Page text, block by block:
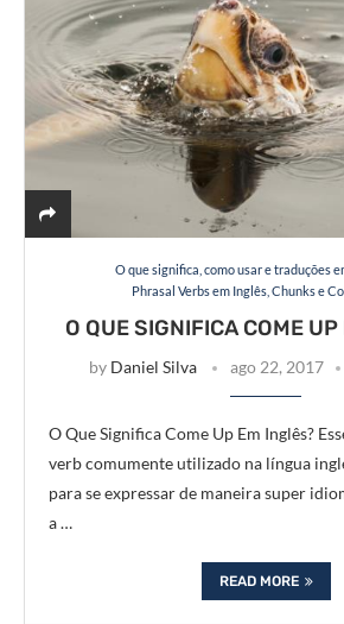
O que significa, como usar e traduções
Phrasal Verbs em Inglês, Chunks e
O QUE SIGNIFICA COME
by Daniel Silva ago 22, 2017
O Que Significa Come Up Em Inglês?
verb comumente utilizado na língua
para se expressar de maneira super
a …
READ MORE